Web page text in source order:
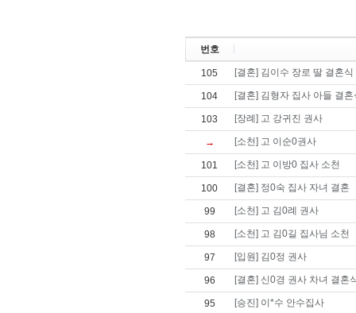
번호
105 [결혼] 김이수 장로 딸 결혼식
104 [결혼] 김형자 집사 아들 결혼
103 [장례] 고 강귀진 권사
→ [소천] 고 이순0권사
101 [소천] 고 이방0 집사 소천
100 [결혼] 정0숙 집사 자녀 결혼
99 [소천] 고 김0례 권사
98 [소천] 고 김0길 집사님 소천
97 [입원] 김0정 권사
96 [결혼] 신0경 권사 차녀 결혼
95 [승진] 이*수 안수집사